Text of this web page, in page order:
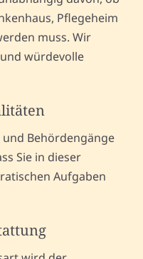
Pflegeheim
muss. Wir
würdevolle
und Behördengänge
Sie in dieser
Aufgaben